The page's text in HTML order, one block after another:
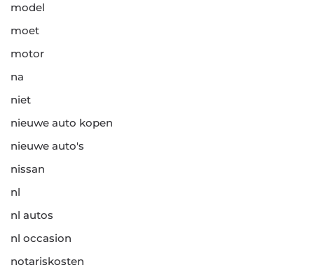
model
moet
motor
na
niet
nieuwe auto kopen
nieuwe auto's
nissan
nl
nl autos
nl occasion
notariskosten